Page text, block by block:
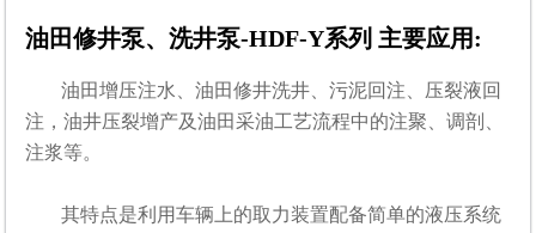
油田修井泵、洗井泵-HDF-Y系列 主要应用:
油田增压注水、油田修井洗井、污泥回注、压裂液回
注，油井压裂增产及油田采油工艺流程中的注聚、调剖、
注浆等。
其特点是利用车辆上的取力装置配备简单的液压系统